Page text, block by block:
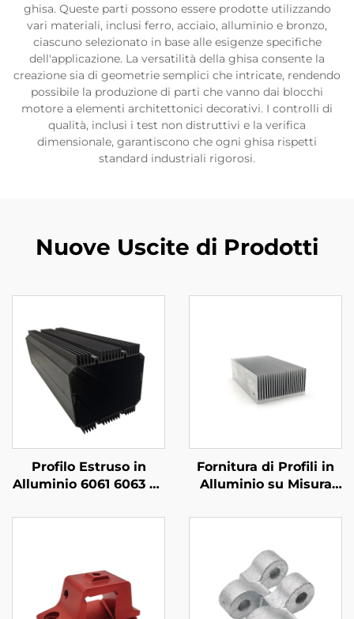
ghisa. Queste parti possono essere prodotte utilizzando
vari materiali, inclusi ferro, acciaio, alluminio e bronzo,
ciascuno selezionato in base alle esigenze specifiche
dell'applicazione. La versatilità della ghisa consente la
creazione sia di geometrie semplici che intricate, rendendo
possibile la produzione di parti che vanno dai blocchi
motore a elementi architettonici decorativi. I controlli di
qualità, inclusi i test non distruttivi e la verifica
dimensionale, garantiscono che ogni ghisa rispetti
standard industriali rigorosi.
Nuove Uscite di Prodotti
Profilo Estruso in
Alluminio 6061 6063 T5
Anodizzata Nera
Fornitura di Profili in
Alluminio su Misura
6063 dissipatori di